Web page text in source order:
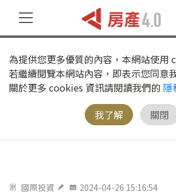
為提供您更多優質的內容，本網站使用
若繼續閱覽本網站內容，即表示您同意
關於更多 cookies 資訊請閱讀我們的 隱
我了解
關閉
國際投資 2024-04-26 15:16:54